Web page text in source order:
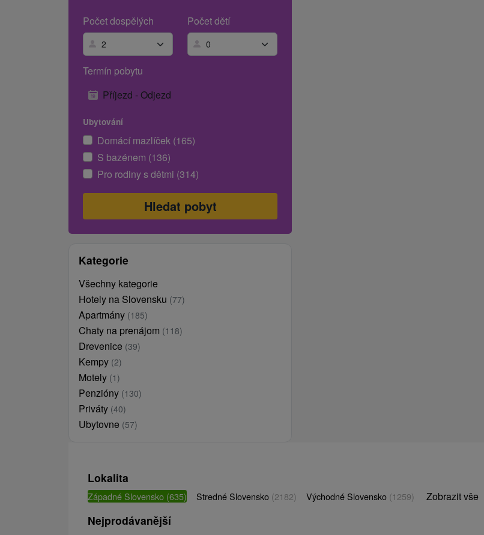
Počet dospělých
Počet dětí
Termín pobytu
Příjezd - Odjezd
Ubytování
Domácí mazlíček (165)
S bazénem (136)
Pro rodiny s dětmi (314)
Kategorie
Všechny kategorie
Hotely na Slovensku (77)
Apartmány (185)
Chaty na prenájom (118)
Drevenice (39)
Kempy (2)
Motely (1)
Penzióny (130)
Priváty (40)
Ubytovne (57)
Lokalita
Západné Slovensko (635) Stredné Slovensko (2182) Východné Slovensko (1259) Zobrazit vše
Nejprodávanější